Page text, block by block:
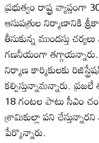
ప్రభుత్వం రాష్ట్ర
ఆసుపత్రుల నిర్మాణానికి
తీసుకున్న ముందస్తు
గణనీయంగా
నిర్మాణ కార్మికులకు
కల్పిస్తున్నామన్నారు.
18 గంటల పాటు సీఎం
శ్రామికుల్లా పని
పేర్కొన్నారు.